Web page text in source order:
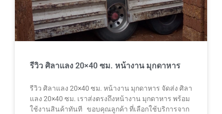
รีวิว ศิลาแลง 20×40 ซม. หน้างาน มุกดาหาร
รีวิว ศิลาแลง 20×40 ซม. หน้างาน มุกดาหาร จัดส่ง ศิลา
แลง 20×40 ซม. เราส่งตรงถึงหน้างาน มุกดาหาร พร้อม
ใช้งานสินค้าทันที ขอบคุณลูกค้า ที่เลือกใช้บริการจาก